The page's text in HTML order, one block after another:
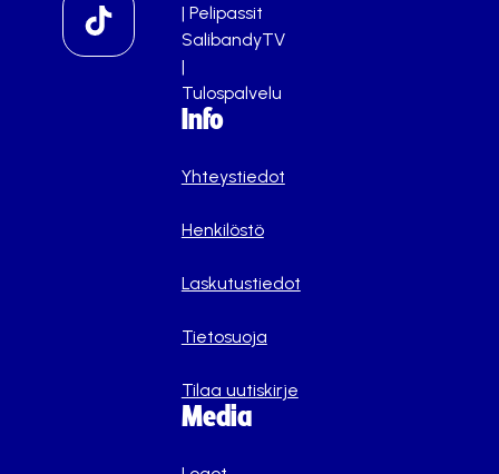
| Pelipassit
SalibandyTV
|
Tulospalvelu
Info
Yhteystiedot
Henkilöstö
Laskutustiedot
Tietosuoja
Tilaa uutiskirje
Media